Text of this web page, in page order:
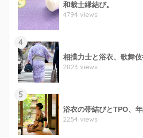
和裁士縁結び。
4794 views
4
相撲力士と浴衣、歌舞
2823 views
5
浴衣の帯結びとTPO、
2254 views